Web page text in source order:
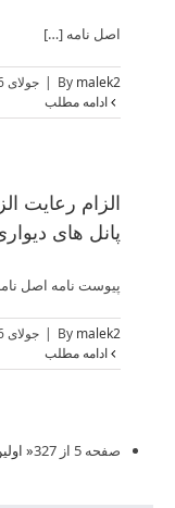
اصل نامه […]
By malek2
| جولای 10th, 2026
ادامه مطلب
الزام رعایت
پانل های
پیوست نامه اصل
By malek2
| جولای 10th, 2026
ادامه مطلب
صفحه 5 از 327 «